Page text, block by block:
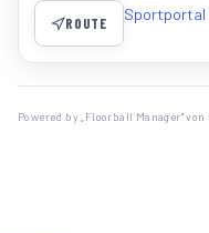
ROUTE
Powered by „Floorball Manager"